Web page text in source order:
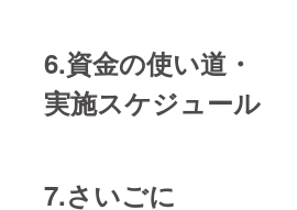
6.資金の使い道・
実施スケジュール
7.さいごに